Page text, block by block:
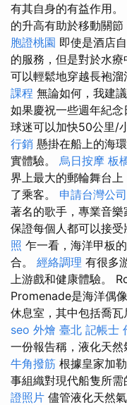
有其自身的有益作用。
的升高有助於移動關節
胞證桃園 即使是酒店
的服務，但是對於水
可以輕鬆地穿越長袍溜
課程 無論如何，我建
如果慶祝一些週年紀
球迷可以加快50公里/
行銷 懸掛在船上的海
實體驗。 烏日按摩 板
界上最大的郵輪舞台
了乘客。 申請台灣公司
著名的歌手，專業音
保證每個人都可以接受
照 乍一看，海洋甲板
合。 經絡調理 有很多
上游戲和健康體驗。
Promenade是海洋偶
休息室，其中包括喬
seo 外燴 臺北 記帳士
一份報告稱，液化天然
牛角撥筋 根據皇家加
事組織對現代船隻所需
證照片 儘管液化天然